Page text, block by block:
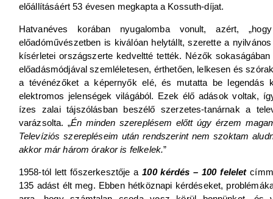
előállításáért 53 évesen megkapta a Kossuth-díjat.
Hatvanéves korában nyugalomba vonult, azért,
előadóművészetben is kiválóan helytállt, szerette a
kísérletei országszerte kedveltté tették. Nézők
előadásmódjával szemléletesen, érthetően, lelkesen és
a tévénézőket a képernyők elé, és mutatta be
elektromos jelenségek világából. Ezek élő adások voltak,
ízes zalai tájszólásban beszélő szerzetes-tanárnak a
varázsolta. „Én minden szereplésem előtt úgy érzem
Televíziós szerepléseim után rendszerint nem szoktam
akkor már három órakor is felkelek.”
1958-tól lett főszerkesztője a100 kérdés – 100 felelet
135 adást élt meg. Ebben hétköznapi kérdéseket,